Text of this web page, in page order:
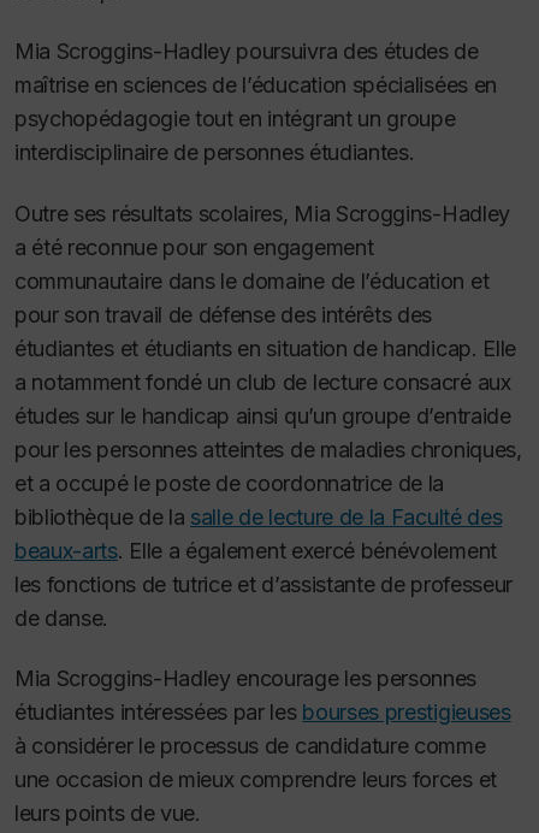
Mia Scroggins-Hadley poursuivra des études de
maîtrise en sciences de l’éducation spécialisées en
psychopédagogie tout en intégrant un groupe
interdisciplinaire de personnes étudiantes.
Outre ses résultats scolaires, Mia Scroggins-Hadley
a été reconnue pour son engagement
communautaire dans le domaine de l’éducation et
pour son travail de défense des intérêts des
étudiantes et étudiants en situation de handicap. Elle
a notamment fondé un club de lecture consacré aux
études sur le handicap ainsi qu’un groupe d’entraide
pour les personnes atteintes de maladies chroniques,
et a occupé le poste de coordonnatrice de la
bibliothèque de la salle de lecture de la Faculté des
beaux-arts. Elle a également exercé bénévolement
les fonctions de tutrice et d’assistante de professeur
de danse.
Mia Scroggins-Hadley encourage les personnes
étudiantes intéressées par les bourses prestigieuses
à considérer le processus de candidature comme
une occasion de mieux comprendre leurs forces et
leurs points de vue.